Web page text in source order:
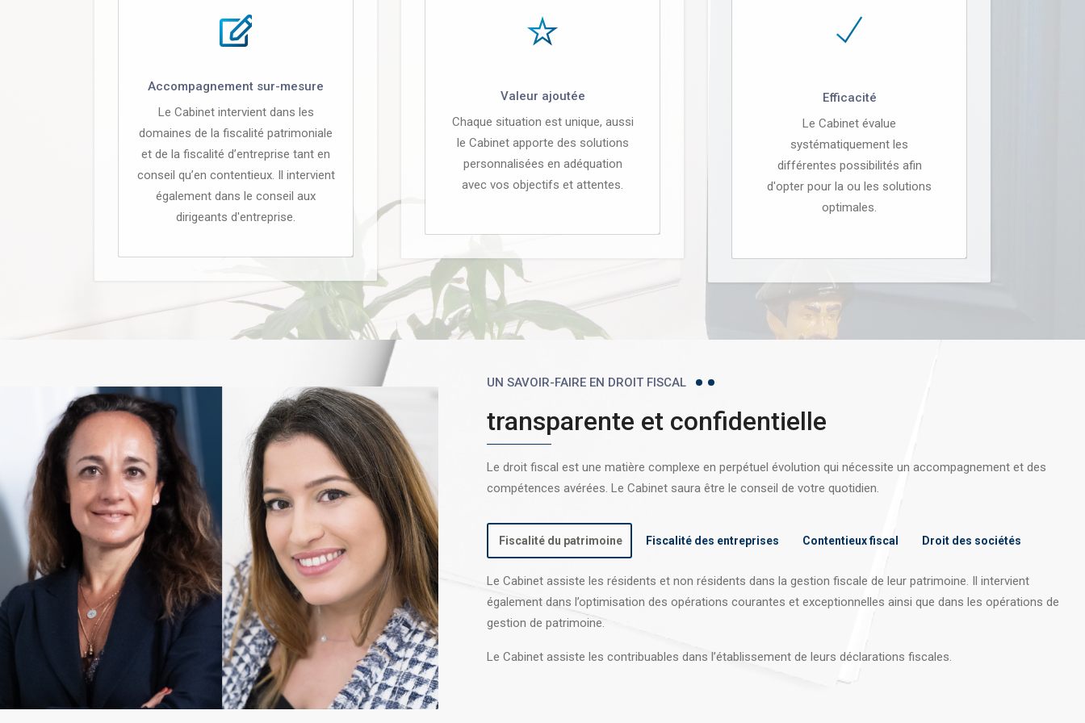
Accompagnement sur-mesure
Le Cabinet intervient dans les
domaines de la fiscalité patrimoniale
et de la fiscalité d’entreprise tant en
conseil qu’en contentieux. Il intervient
également dans le conseil aux
dirigeants d'entreprise.
Valeur ajoutée
Chaque situation est unique, aussi
le Cabinet apporte des solutions
personnalisées en adéquation
avec vos objectifs et attentes.
Efficacité
Le Cabinet évalue
systématiquement les
différentes possibilités afin
d'opter pour la ou les solutions
optimales.
UN SAVOIR-FAIRE EN DROIT FISCAL
transparente et confidentielle
Le droit fiscal est une matière complexe en perpétuel évolution qui nécessite un accompagnement et des
compétences avérées. Le Cabinet saura être le conseil de votre quotidien.
Fiscalité du patrimoine Fiscalité des entreprises Contentieux fiscal Droit des sociétés
Le Cabinet assiste les résidents et non résidents dans la gestion fiscale de leur patrimoine. Il intervient
également dans l’optimisation des opérations courantes et exceptionnelles ainsi que dans les opérations de
gestion de patrimoine.
Le Cabinet assiste les contribuables dans l’établissement de leurs déclarations fiscales.